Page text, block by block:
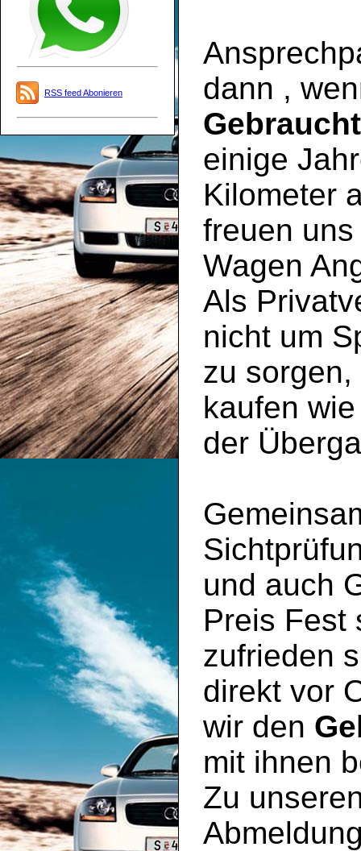
RSS feed Abonieren
dann ,
einige
Kilometer
freuen
Wagen
Als
nicht um
zu
kaufen
der
und auch
Preis Fest
zufrieden
direkt vor
wir den
mit ihnen
Zu